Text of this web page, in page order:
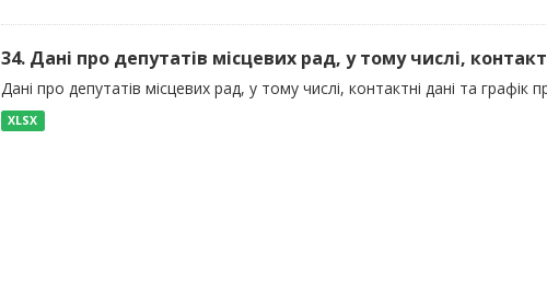
34. Дані про депутатів місцевих рад, у тому числі,
Дані про депутатів місцевих рад, у тому числі, контактні дані та графік
XLSX